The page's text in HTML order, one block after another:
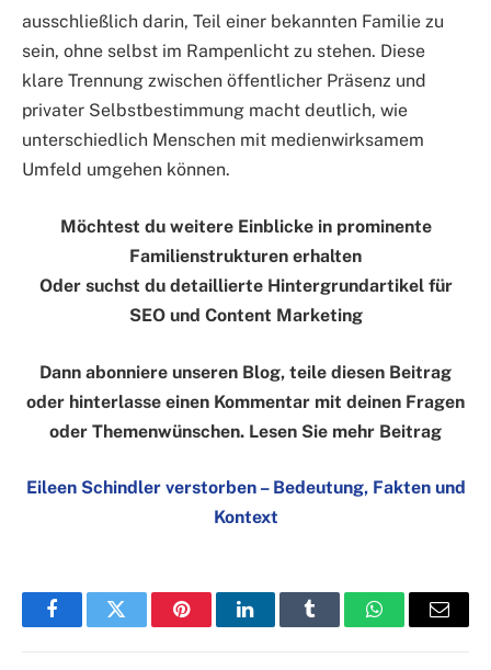
ausschließlich darin, Teil einer bekannten Familie zu
sein, ohne selbst im Rampenlicht zu stehen. Diese
klare Trennung zwischen öffentlicher Präsenz und
privater Selbstbestimmung macht deutlich, wie
unterschiedlich Menschen mit medienwirksamem
Umfeld umgehen können.
Möchtest du weitere Einblicke in prominente
Familienstrukturen erhalten
Oder suchst du detaillierte Hintergrundartikel für
SEO und Content Marketing
Dann abonniere unseren Blog, teile diesen Beitrag
oder hinterlasse einen Kommentar mit deinen Fragen
oder Themenwünschen. Lesen Sie mehr Beitrag
Eileen Schindler verstorben – Bedeutung, Fakten und
Kontext
FacebookTwitter PinterestLinkedInTumblr WhatsAppEmail